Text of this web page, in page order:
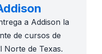
a Addison la
de cursos de
Norte de Texas.